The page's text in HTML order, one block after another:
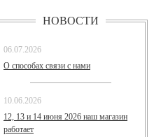
НОВОСТИ
06.07.2026
О способах связи с нами
10.06.2026
12, 13 и 14 июня 2026 наш магазин
работает